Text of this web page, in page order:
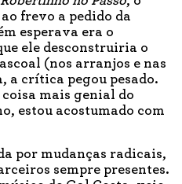
frevo a pedido da
esperava era o
ele desconstruiria o
(nos arranjos e nas
a crítica pegou pesado.
coisa mais genial do
estou acostumado com
por mudanças radicais,
sempre presentes.